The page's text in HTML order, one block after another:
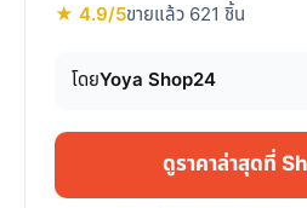
★ 4.9/5ขายแล้ว 621 ชิ้น
โดยYoya Shop24
ดูราคาล่าสุดที่